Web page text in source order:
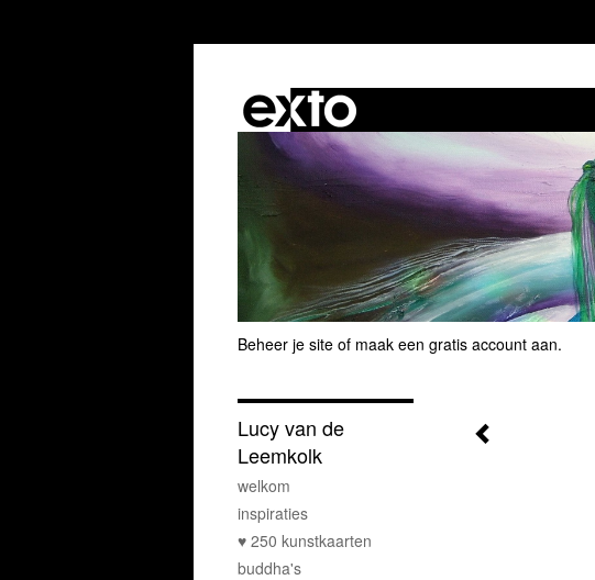
Beheer je site of maak een gratis account aan.
Lucy van de
Leemkolk
welkom
inspiraties
♥ 250 kunstkaarten
buddha's